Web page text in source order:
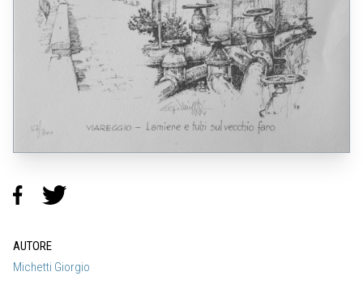
AUTORE
Michetti Giorgio